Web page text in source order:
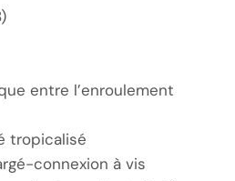
entre l’enroulement
tropicalisé
connexion à vis